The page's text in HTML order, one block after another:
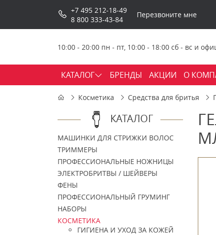
+7 495 212-18-49
8 800 333-43-84
Перезвоните мне
10:00 - 20:00 пн - пт, 10:00 - 18:00 сб - вс и
КАТАЛОГ БРЕНДЫ АКЦИИ О
Косметика Средства для бритья
КАТАЛОГ
МАШИНКИ ДЛЯ СТРИЖКИ ВОЛОС
ТРИММЕРЫ
ПРОФЕССИОНАЛЬНЫЕ НОЖНИЦЫ
ЭЛЕКТРОБРИТВЫ / ШЕЙВЕРЫ
ФЕНЫ
ПРОФЕССИОНАЛЬНЫЙ ГРУМИНГ
НАБОРЫ
КОСМЕТИКА
ГИГИЕНА И УХОД ЗА КОЖЕЙ